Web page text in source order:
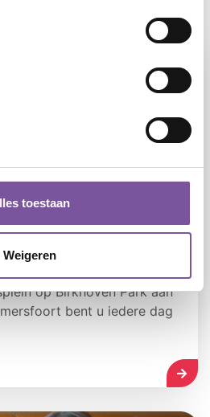
toestaan
WeigerenBirkhoven
op Birkhoven Park aan
bent u iedere dag